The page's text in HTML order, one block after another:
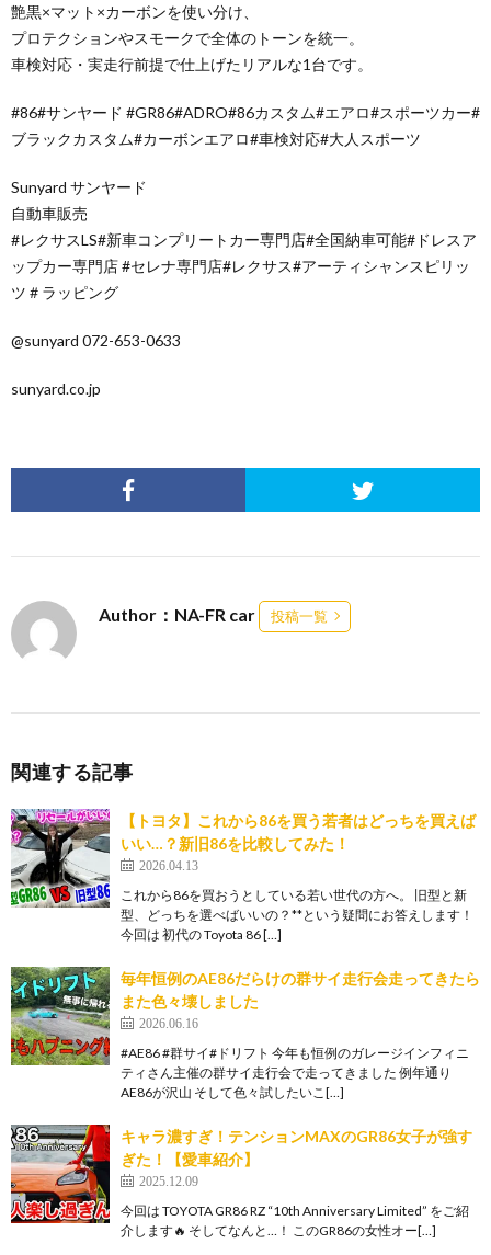
艶黒×マット×カーボンを使い分け、
プロテクションやスモークで全体のトーンを統一。
車検対応・実走行前提で仕上げたリアルな1台です。
#86#サンヤード #GR86#ADRO#86カスタム#エアロ#スポーツカー#
ブラックカスタム#カーボンエアロ#車検対応#大人スポーツ
Sunyard サンヤード
自動車販売
#レクサスLS#新車コンプリートカー専門店#全国納車可能#ドレスア
ップカー専門店 #セレナ専門店#レクサス#アーティシャンスピリッ
ツ＃ラッピング
@sunyard 072-653-0633
sunyard.co.jp
Author：NA-FR car 投稿一覧
関連する記事
【トヨタ】これから86を買う若者はどっちを買えば
いい…？新旧86を比較してみた！
2026.04.13
これから86を買おうとしている若い世代の方へ。 旧型と新
型、どっちを選べばいいの？**という疑問にお答えします！
今回は 初代の Toyota 86 […]
毎年恒例のAE86だらけの群サイ走行会走ってきたら
また色々壊しました
2026.06.16
#AE86 #群サイ#ドリフト 今年も恒例のガレージインフィニ
ティさん主催の群サイ走行会で走ってきました 例年通り
AE86が沢山 そして色々試したいこ[…]
キャラ濃すぎ！テンションMAXのGR86女子が強す
ぎた！【愛車紹介】
2025.12.09
今回は TOYOTA GR86 RZ “10th Anniversary Limited” をご紹
介します🔥 そしてなんと…！ このGR86の女性オー[…]